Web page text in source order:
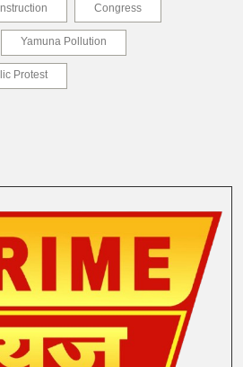
Congress
Yamuna Pollution
Protest